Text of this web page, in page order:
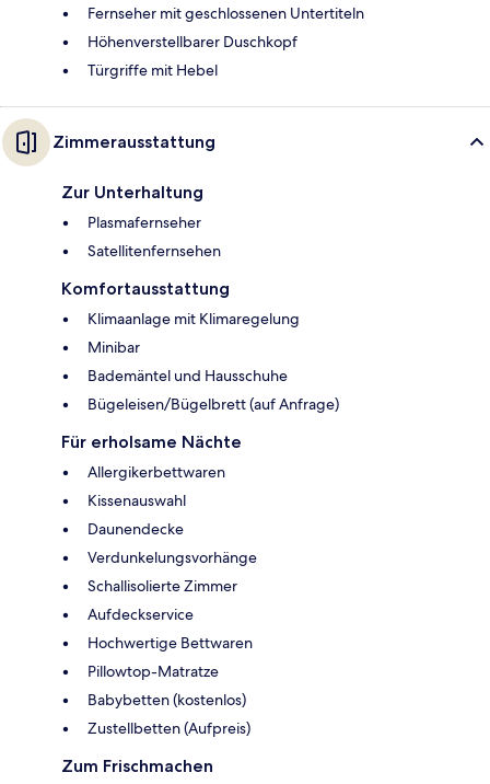
Fernseher mit geschlossenen Untertiteln
Höhenverstellbarer Duschkopf
Türgriffe mit Hebel
Zimmerausstattung
Zur Unterhaltung
Plasmafernseher
Satellitenfernsehen
Komfortausstattung
Klimaanlage mit Klimaregelung
Minibar
Bademäntel und Hausschuhe
Bügeleisen/Bügelbrett (auf Anfrage)
Für erholsame Nächte
Allergikerbettwaren
Kissenauswahl
Daunendecke
Verdunkelungsvorhänge
Schallisolierte Zimmer
Aufdeckservice
Hochwertige Bettwaren
Pillowtop-Matratze
Babybetten (kostenlos)
Zustellbetten (Aufpreis)
Zum Frischmachen